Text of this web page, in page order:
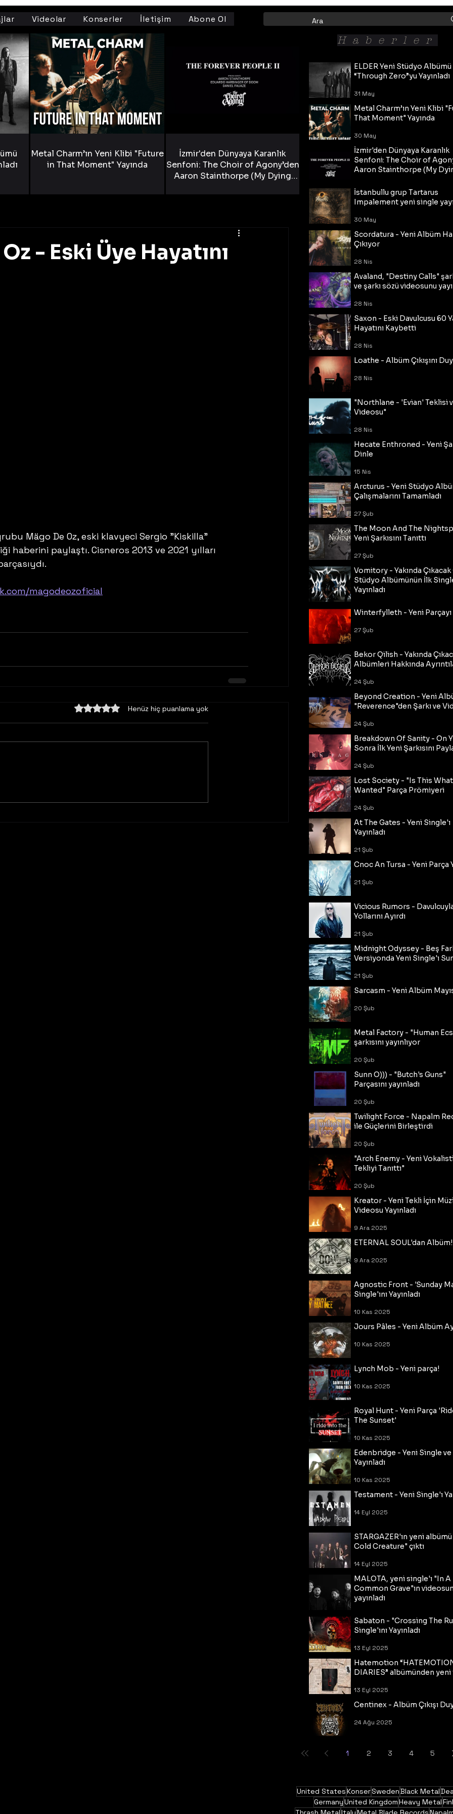
Videolar Konserler İletişim Abone Ol
- Eski Üye Hayatını
Mägo De Oz, eski klavyeci Sergio "Kiskilla"
haberini paylaştı. Cisneros 2013 ve 2021 yılları
magodeozoficial
5 üzerinden 0 yıldızHenüz hiç puanlama yok
Metal Charm’ın Yeni Klibi "Future
in That Moment" Yayında
İzmir'den Dünyaya Karanlık
Senfoni: The Choir of Agony’den
Aaron Stainthorpe (My Dying
ELDER Yeni Stüdyo Albümü
“Through Zero”yu Yayınladı
31 May
Metal Charm’ın Yeni Klibi
That Moment" Yayında
30 May
İzmir'den Dünyaya Karanlık
Senfoni: The Choir of
Aaron Stainthorpe (My
Tekli!
30 May
İstanbullu grup Tartarus
Impalement yeni single
30 May
Scordatura - Yeni Albüm
Çıkıyor
28 Nis
Avaland, "Destiny Calls"
ve şarkı sözü videosunu
28 Nis
Saxon - Eski Davulcusu 60
Hayatını Kaybetti
28 Nis
Loathe - Albüm Çıkışını
28 Nis
"Northlane - 'Evian' Teklisi
Videosu"
28 Nis
Hecate Enthroned - Yeni
Dinle
15 Nis
Arcturus - Yeni Stüdyo
Çalışmalarını Tamamladı
27 Şub
The Moon And The
Yeni Şarkısını Tanıttı
27 Şub
Vomitory - Yakında
Stüdyo Albümünün İlk
Yayınladı
Winterfylleth - Yeni Parçayı
27 Şub
Bekor Qilish - Yakında
Albümleri Hakkında
24 Şub
Beyond Creation - Yeni
"Reverence"den Şarkı ve
24 Şub
Breakdown Of Sanity - On
Sonra İlk Yeni Şarkısını
24 Şub
Lost Society - "Is This
Wanted" Parça Prömiyeri
24 Şub
At The Gates - Yeni Single'ı
Yayınladı
21 Şub
Cnoc An Tursa - Yeni Parça
21 Şub
Vicious Rumors -
Yollarını Ayırdı
21 Şub
Midnight Odyssey - Beş
Versiyonda Yeni Single'ı
21 Şub
Sarcasm - Yeni Albüm
20 Şub
Metal Factory - "Human
şarkısını yayınlıyor
20 Şub
Sunn O))) - "Butch's Guns"
Parçasını yayınladı
20 Şub
Twilight Force - Napalm
ile Güçlerini Birleştirdi
20 Şub
"Arch Enemy - Yeni
Tekliyi Tanıttı"
20 Şub
Kreator - Yeni Tekli İçin
Videosu Yayınladı
9 Ara 2025
ETERNAL SOUL'dan Albüm!
9 Ara 2025
Agnostic Front - 'Sunday
Single'ını Yayınladı
10 Kas 2025
Jours Pâles - Yeni Albüm
10 Kas 2025
Lynch Mob - Yeni parça!
10 Kas 2025
Royal Hunt - Yeni Parça
The Sunset'
10 Kas 2025
Edenbridge - Yeni Single
Yayınladı
10 Kas 2025
Testament - Yeni Single'ı
14 Eyl 2025
STARGAZER'ın yeni
Cold Creature" çıktı
14 Eyl 2025
MALOTA, yeni single'ı "In A
Common Grave"ın
yayınladı
Sabaton - "Crossing The
Single'ını Yayınladı
13 Eyl 2025
Hatemotion
DIARIES” albümünden
13 Eyl 2025
Centinex - Albüm Çıkışı
24 Ağu 2025
1 2 3 4 5
United StatesKonserSwedenBlack Metal
GermanyUnited KingdomHeavy Metal
Haberler